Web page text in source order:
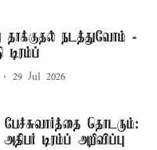
தாக்குதல் நடத்துவோம் -
29 Jul 2026
பேச்சுவார்த்தை தொடரும்:
டிரம்ப் அறிவிப்பு